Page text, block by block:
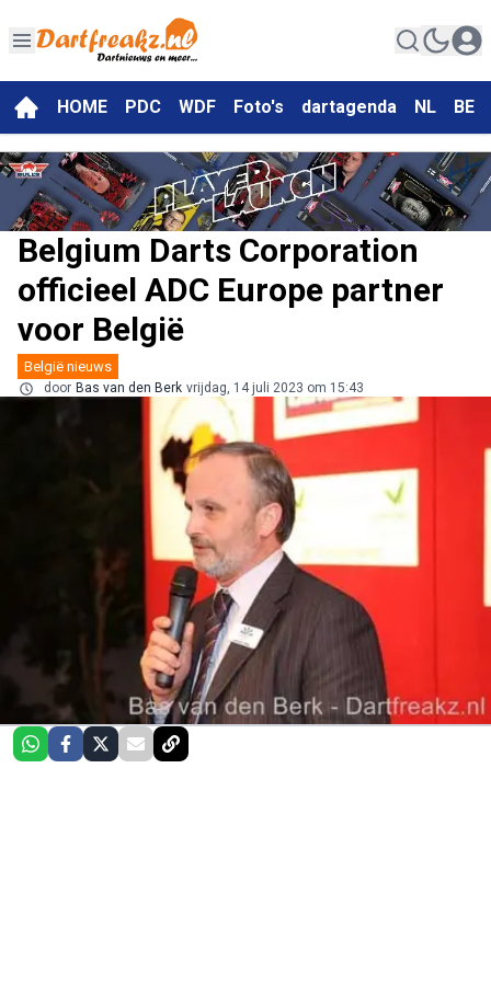
HOME PDC WDF Foto's dartagenda NL BE
Belgium Darts Corporation
officieel ADC Europe partner
voor België
België nieuws
door Bas van den Berk vrijdag, 14 juli 2023 om 15:43